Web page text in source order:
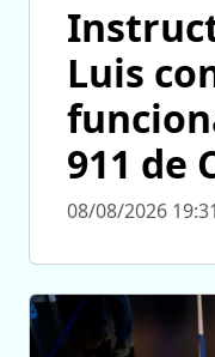
Luis
911 de
08/08/2026 19:31